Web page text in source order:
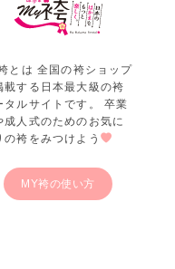
とは 全国の袴ショップ
載する日本最大級の袴
タルサイトです。 卒業
成人式のためのお気に
の袴をみつけよう
MY袴の使い方